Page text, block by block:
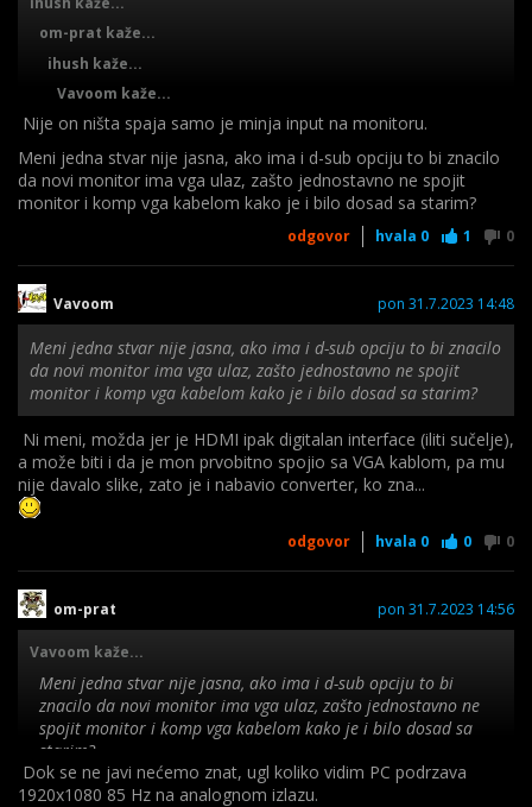
om-prat kaže...
ihush kaže...
Vavoom kaže...
ihush kaže...
RedHill kaže...
-ali i dalje nikako ne može vga-hdmi spojiti na dvi konektor.. :)
čisto fizička razlika-oblik-dimenzije, tj jasno je da su to
pogrešne-netočne info juzera i nema smisla nagađati što je sve
isprobao..
-dok jednosmjerna aktivna elektronika (konverter) ne radi u
pogrešnom smjeru.. + kad ima dp izlaz tad je besmisleno
kupovati vga-analogni na neki digitalni konverter, dok samo
ovisi o priključku na strani monitora ima li ili nema dp
priključak, tj imaju skuplji, jeftiniji nemaju.. pa se tad može
koristiti adapter hdmi + i sam kabel je dvostruko jeftiniji-
skuplji (sve za dp je duplo skuplje od hdmi kombinacija.. što je
logično čisto zbog količine u prometu-prodaji-masovonost..
manje kvaliteta, naravno po teh.spec DP ovisno o verziji može-
nudi najviše pa je po tome 'najjači'.. dok realno nema bitne
razlike za prosječne juzere i ovakve potrebe uz normalan
drugi kriterij tad logičan izbor..).
Nije on ništa spaja samo je minja input na monitoru.
Meni jedna stvar nije jasna, ako ima i d-sub opciju to bi znacilo
da novi monitor ima vga ulaz, zašto jednostavno ne spojit
monitor i komp vga kabelom kako je i bilo dosad sa starim?
odgovor hvala 0 1 0
Vavoom pon 31.7.2023 14:48
Meni jedna stvar nije jasna, ako ima i d-sub opciju to bi znacilo
da novi monitor ima vga ulaz, zašto jednostavno ne spojit
monitor i komp vga kabelom kako je i bilo dosad sa starim?
Ni meni, možda jer je HDMI ipak digitalan interface (iliti sučelje),
a može biti i da je mon prvobitno spojio sa VGA kablom, pa mu
nije davalo slike, zato je i nabavio converter, ko zna...
odgovor hvala 0 0 0
om-prat pon 31.7.2023 14:56
Vavoom kaže...
Meni jedna stvar nije jasna, ako ima i d-sub opciju to bi
znacilo da novi monitor ima vga ulaz, zašto jednostavno ne
spojit monitor i komp vga kabelom kako je i bilo dosad sa
starim?
Ni meni, možda jer je HDMI ipak digitalan interface (iliti
Dok se ne javi nećemo znat, ugl koliko vidim PC podrzava
1920x1080 85 Hz na analognom izlazu.